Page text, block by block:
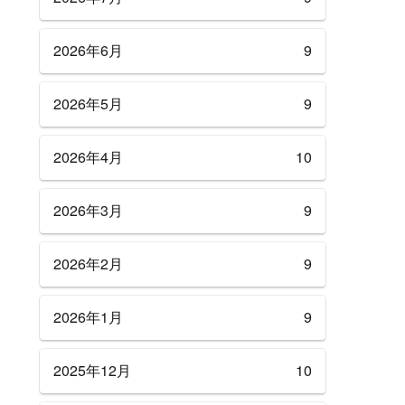
2026年6月 9
2026年5月 9
2026年4月 10
2026年3月 9
2026年2月 9
2026年1月 9
2025年12月 10